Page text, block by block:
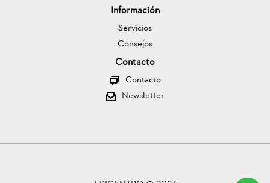
Información
Servicios
Consejos
Contacto
Contacto
Newsletter